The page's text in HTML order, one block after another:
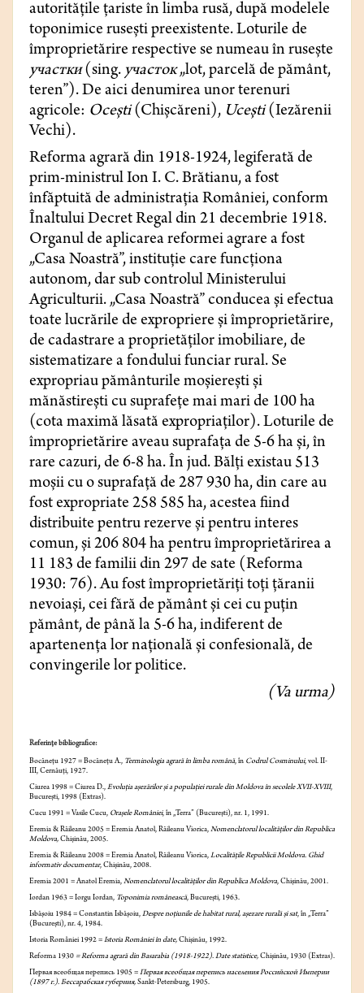
autoritățile țariste în limba rusă, după modelele
toponimice rusești preexistente. Loturile de
împroprietărire respective se numeau în rusește
участки(sing. участoк„lot, parcelă de pământ,
teren”). De aici denumirea unor terenuri
agricole: Ocești(Chișcăreni), Ucești(Iezărenii
Vechi).
Reforma agrară din 1918-1924, legiferată de
prim-ministrul Ion I. C. Brătianu, a fost
înfăptuită de administrația României, conform
Înaltului Decret Regal din 21 decembrie 1918.
Organul de aplicarea reformei agrare a fost
„Casa Noastră”, instituție care funcționa
autonom, dar sub controlul Ministerului
Agriculturii. „Casa Noastră” conducea și efectua
toate lucrările de expropriere și împroprietărire,
de cadastrare a proprietăților imobiliare, de
sistematizare a fondului funciar rural. Se
expropriau pământurile moșierești și
mănăstirești cu suprafețe mai mari de 100 ha
(cota maximă lăsată expropriaților). Loturile de
împroprietărire aveau suprafața de 5-6 ha și, în
rare cazuri, de 6-8 ha. În jud. Bălți existau 513
moșii cu o suprafață de 287 930 ha, din care au
fost expropriate 258 585 ha, acestea fiind
distribuite pentru rezerve și pentru interes
comun, și 206 804 ha pentru împroprietărirea a
11 183 de familii din 297 de sate (Reforma
1930: 76). Au fost împroprietăriți toți țăranii
nevoiași, cei fără de pământ și cei cu puțin
pământ, de până la 5-6 ha, indiferent de
apartenența lor națională și confesională, de
convingerile lor politice.
(Va urma)
Referințe bibliografice:
Bocănețu 1927 = Bocănețu A., Terminologia agrară în limba română, în Codrul Cosminului, vol. II-
III, Cernăuți, 1927.
Ciurea 1998 = Ciurea D., Evoluția așezărilor și a populației rurale din Moldova în secolele XVII-XVIII,
București, 1998 (Extras).
Cucu 1991 = Vasile Cucu, Orașele României, în „Terra” (București), nr. 1, 1991.
Eremia & Răileanu 2005 = Eremia Anatol, Răileanu Viorica, Nomenclatorul localităților din Republica
Moldova, Chișinău, 2005.
Eremia & Răileanu 2008 = Eremia Anatol, Răileanu Viorica, Localitățile Republicii Moldova. Ghid
informativ documentar, Chișinău, 2008.
Eremia 2001 = Anatol Eremia, Nomenclatorul localităților din Republica Moldova, Chișinău, 2001.
Iordan 1963 = Iorgu Iordan, Toponimia românească, București, 1963.
Isbășoiu 1984 = Constantin Isbășoiu, Despre noțiunile de habitat rural, așezare rurală și sat, în „Terra”
(București), nr. 4, 1984.
Istoria României 1992 = Istoria României în date, Chișinău, 1992.
Reforma 1930 = Reforma agrară din Basarabia (1918-1922). Date statistice, Chișinău, 1930 (Extras).
Первая всеобщая перепись 1905 = Первая всеобщая перепись населения Российской Им­перии
(1897 г.). Бессарабская губерния, Sankt-Petersburg, 1905.